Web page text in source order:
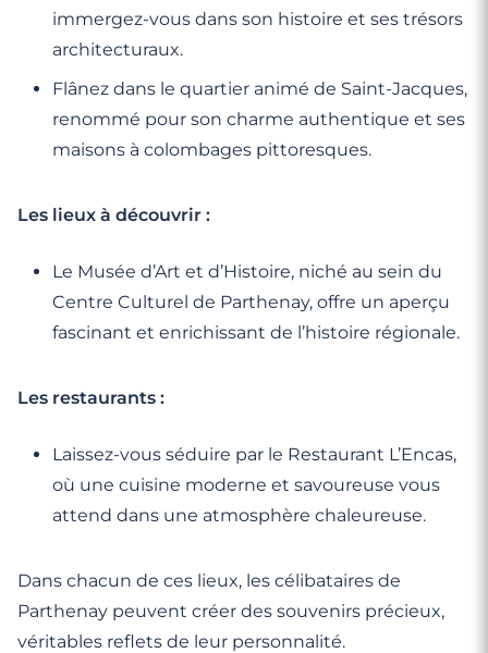
immergez-vous dans son histoire et ses trésors
architecturaux.
Flânez dans le quartier animé de Saint-Jacques,
renommé pour son charme authentique et ses
maisons à colombages pittoresques.
Les lieux à découvrir :
Le Musée d’Art et d’Histoire, niché au sein du
Centre Culturel de Parthenay, offre un aperçu
fascinant et enrichissant de l’histoire régionale.
Les restaurants :
Laissez-vous séduire par le Restaurant L’Encas,
où une cuisine moderne et savoureuse vous
attend dans une atmosphère chaleureuse.
Dans chacun de ces lieux, les célibataires de
Parthenay peuvent créer des souvenirs précieux,
véritables reflets de leur personnalité.